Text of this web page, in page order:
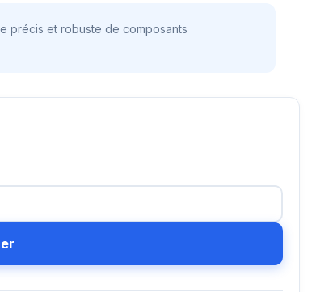
précis et robuste de composants